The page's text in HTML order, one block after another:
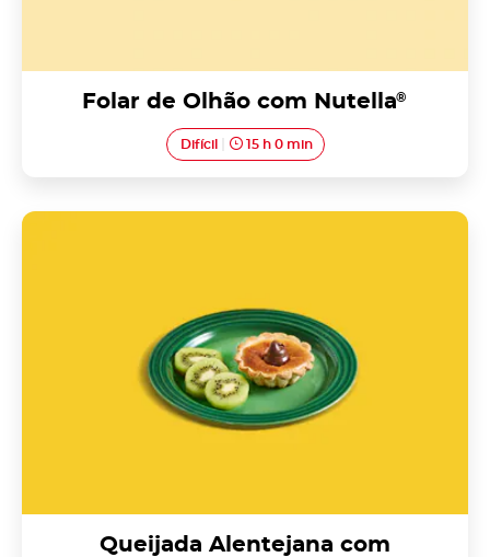
Folar de Olhão com Nutella®
Difícil 15 h 0 min
Queijada Alentejana com